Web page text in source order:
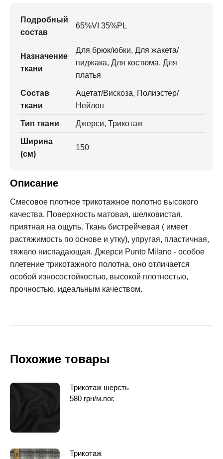
Подробный
состав
65%VI 35%PL
Назначение
ткани
Для брюк/юбки, Для жакета/
пиджака, Для костюма, Для
платья
Состав
ткани
Ацетат/Вискоза, Полиэстер/
Нейлон
Тип ткани Джерси, Трикотаж
Ширина
(см)
150
Описание
Смесовое плотное трикотажное полотно высокого
качества. Поверхность матовая, шелковистая,
приятная на ощупь. Ткань бистрейчевая ( имеет
растяжимость по основе и утку), упругая, пластичная,
тяжело ниспадающая. Джерси Punto Milano - особое
плетение трикотажного полотна, оно отличается
особой износостойкостью, высокой плотностью,
прочностью, идеальным качеством.
Похожие товары
Трикотаж шерсть
580 грн/м.пог.
Трикотаж